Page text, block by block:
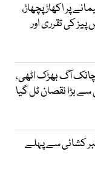
پر اکھاڑ پچھاڑ،
کی تقرری اور
آگ بھڑک اٹھی،
سے بڑا نقصان ٹل گیا
کشائی سے پہلے